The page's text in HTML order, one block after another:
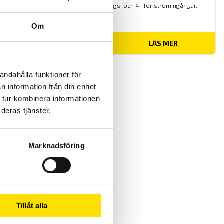
Om
funktioner för
information från din enhet
kombinera informationen
tjänster.
Marknadsföring
Tillåt alla
kommunikation. Med 5- spännings-och 4- för strömingångar.
37,900.00kr LÄS MER